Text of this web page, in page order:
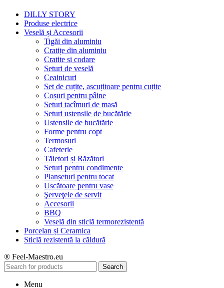
DILLY STORY
Produse electrice
Veselă și Accesorii
Tigăi din aluminiu
Cratițe din aluminiu
Cratite si codare
Seturi de veselă
Ceainicuri
Set de cuțite, ascuțitoare pentru cuțite
Coșuri pentru pâine
Seturi tacîmuri de masă
Seturi ustensile de bucătărie
Ustensile de bucătărie
Forme pentru copt
Termosuri
Cafeterie
Tăietori și Răzători
Seturi pentru condimente
Planșeturi pentru tocat
Uscătoare pentru vase
Şerveţele de servit
Accesorii
BBQ
Veselă din sticlă termorezistentă
Porcelan și Ceramica
Sticlă rezistentă la căldură
® Feel-Maestro.eu
Search
Menu